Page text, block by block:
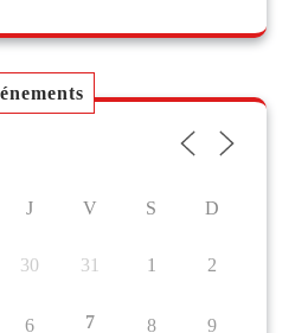
J V S D
30 31 1 2
6 7 8 9